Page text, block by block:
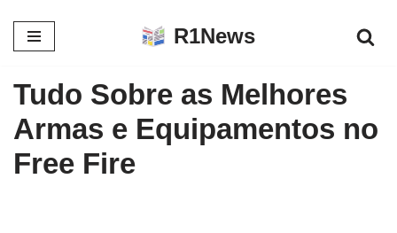
Pular
conteúdo
R1News
Tudo Sobre as Melhores
Armas e Equipamentos no
Free Fire